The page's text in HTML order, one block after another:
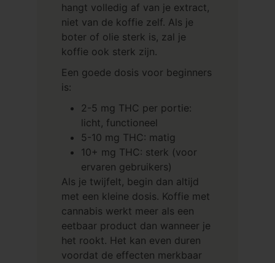
hangt volledig af van je extract,
niet van de koffie zelf. Als je
boter of olie sterk is, zal je
koffie ook sterk zijn.
Een goede dosis voor beginners
is:
2-5 mg THC per portie:
licht, functioneel
5-10 mg THC: matig
10+ mg THC: sterk (voor
ervaren gebruikers)
Als je twijfelt, begin dan altijd
met een kleine dosis. Koffie met
cannabis werkt meer als een
eetbaar product dan wanneer je
het rookt. Het kan even duren
voordat de effecten merkbaar